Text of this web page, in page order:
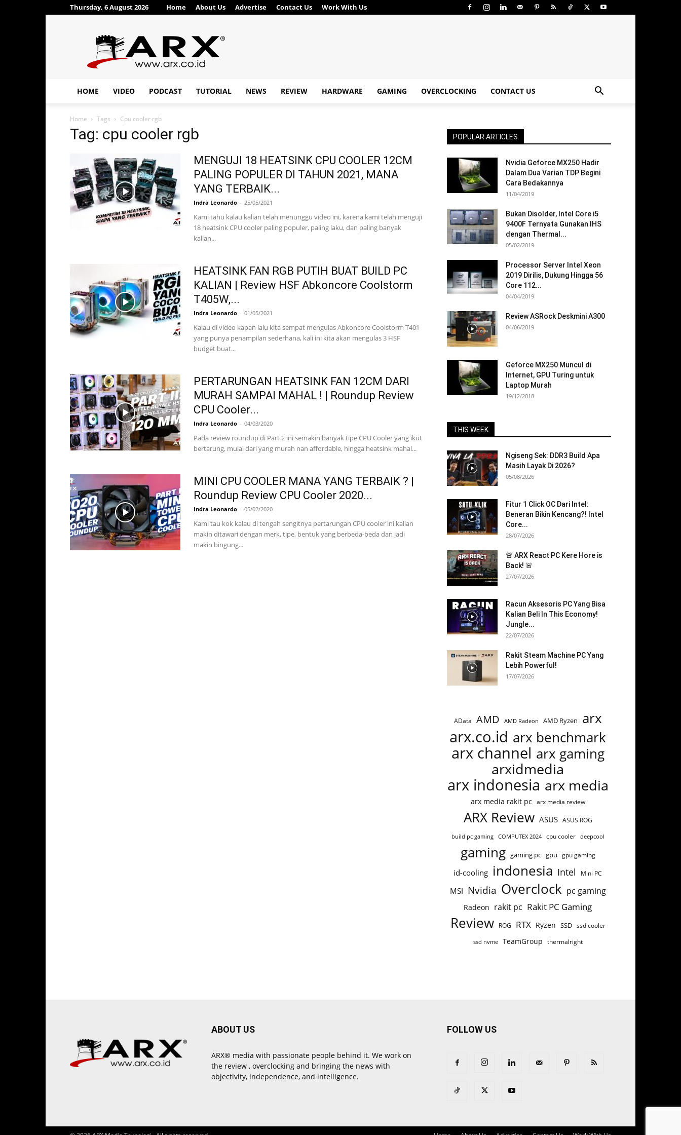
Thursday, 6 August 2026 Home About Us Advertise Contact Us Work With Us
ARX®
HOME VIDEO PODCAST TUTORIAL NEWS REVIEW HARDWARE GAMING OVERCLOCKING CONTACT US
Home Tags Cpu cooler rgb
Tag: cpu cooler rgb
MENGUJI 18 HEATSINK CPU COOLER 12CM
PALING POPULER DI TAHUN 2021, MANA
YANG TERBAIK...
Indra Leonardo - 25/05/2021
Kami tahu kalau kalian telah menunggu video ini, karena kami telah menguji
18 heatsink CPU cooler paling populer, paling laku, dan paling banyak
kalian...
HEATSINK FAN RGB PUTIH BUAT BUILD PC
KALIAN | Review HSF Abkoncore Coolstorm
T405W,...
Indra Leonardo - 01/05/2021
Kalau di video kapan lalu kita sempat mengulas Abkoncore Coolstorm T401
yang punya penampilan sederhana, kali ini kita akan mengulas 3 HSF
budget buat...
PERTARUNGAN HEATSINK FAN 12CM DARI
MURAH SAMPAI MAHAL ! | Roundup Review
CPU Cooler...
Indra Leonardo - 04/03/2020
Pada review roundup di Part 2 ini semakin banyak tipe CPU Cooler yang ikut
bertarung, mulai dari yang murah nan affordable, hingga heatsink mahal...
MINI CPU COOLER MANA YANG TERBAIK ? |
Roundup Review CPU Cooler 2020...
Indra Leonardo - 05/02/2020
Kami tau kok kalau di tengah sengitnya pertarungan CPU cooler ini kalian
makin ditawari dengan merk, tipe, bentuk yang berbeda-beda dan jadi
makin bingung...
POPULAR ARTICLES
Nvidia Geforce MX250 Hadir
Dalam Dua Varian TDP Begini
Cara Bedakannya
11/04/2019
Bukan Disolder, Intel Core i5
9400F Ternyata Gunakan IHS
dengan Thermal...
05/02/2019
Processor Server Intel Xeon
2019 Dirilis, Dukung Hingga 56
Core 112...
04/04/2019
Review ASRock Deskmini A300
04/06/2019
Geforce MX250 Muncul di
Internet, GPU Turing untuk
Laptop Murah
19/12/2018
THIS WEEK
Ngiseng Sek: DDR3 Build Apa
Masih Layak Di 2026?
05/08/2026
Fitur 1 Click OC Dari Intel:
Beneran Bikin Kencang?! Intel
Core...
28/07/2026
🚨 ARX React PC Kere Hore is
Back! 🚨
27/07/2026
Racun Aksesoris PC Yang Bisa
Kalian Beli In This Economy!
Jungle...
22/07/2026
Rakit Steam Machine PC Yang
Lebih Powerful!
17/07/2026
AData AMD AMD Radeon AMD Ryzen arx
arx.co.id arx benchmark
arx channel arx gaming
arxidmedia
arx indonesia arx media
arx media rakit pc arx media review
ARX Review ASUS ASUS ROG
build pc gaming COMPUTEX 2024 cpu cooler deepcool
gaming gaming pc gpu gpu gaming
id-cooling indonesia Intel Mini PC
MSI Nvidia Overclock pc gaming
Radeon rakit pc Rakit PC Gaming
Review ROG RTX Ryzen SSD ssd cooler
ssd nvme TeamGroup thermalright
ABOUT US
ARX® media with passionate people behind it. We work on
the review , overclocking and bringing the news with
objectivity, independence, and intelligence.
FOLLOW US